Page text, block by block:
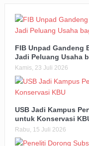
FIB Unpad Gandeng
Jadi Peluang Usaha
Kamis, 23 Juli 2026
USB Jadi Kampus
untuk Konservasi
Rabu, 15 Juli 2026